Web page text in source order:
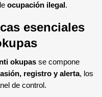
ocupación ilegal .
esenciales
okupas se compone
registro y alerta, los
de control.